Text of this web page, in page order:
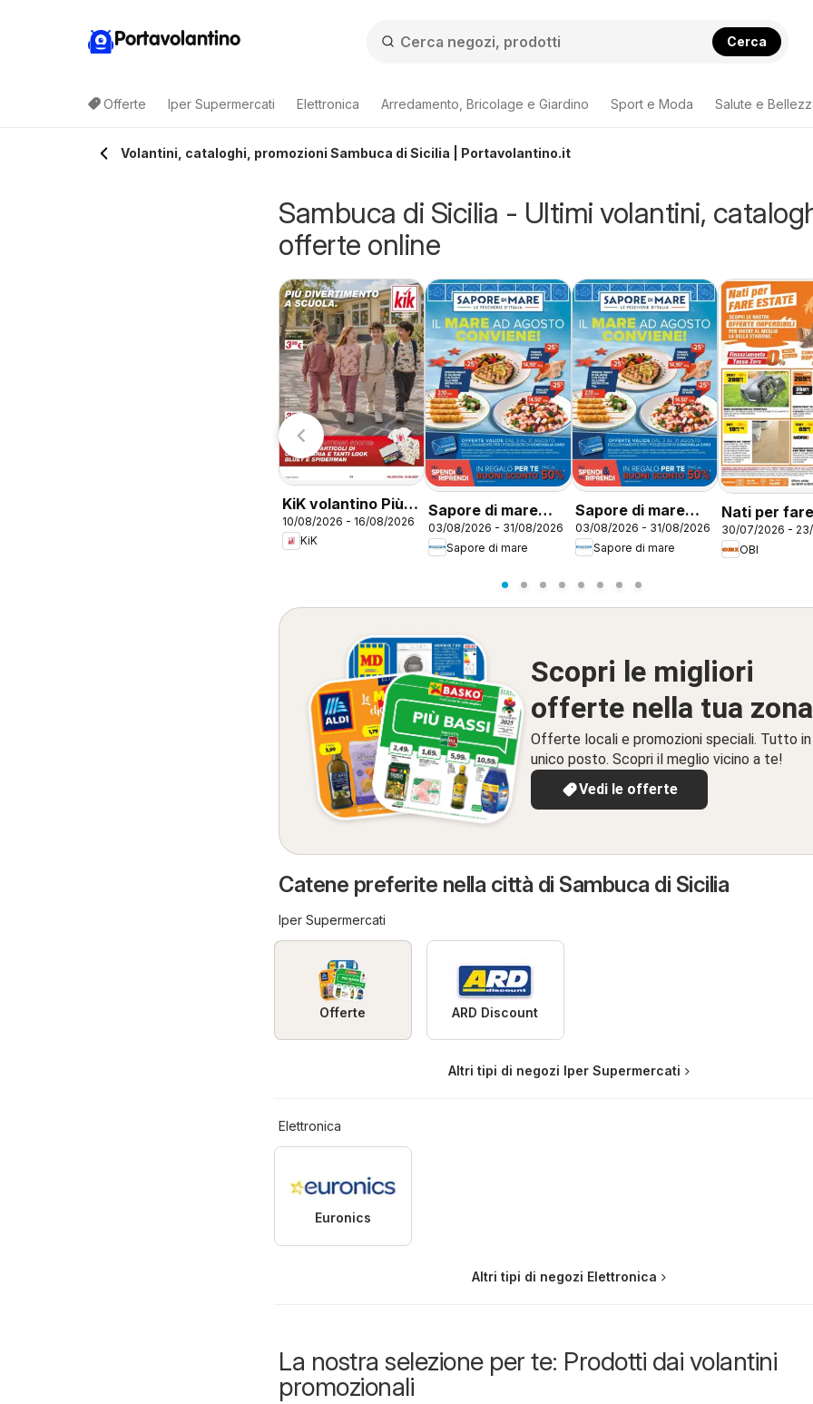
Portavolantino Cerca
Offerte Iper Supermercati Elettronica Arredamento, Bricolage e Giardino Sport e Moda Salute e
Volantini, cataloghi, promozioni Sambuca di Sicilia | Portavolantino.it
Sambuca di Sicilia - Ultimi volantini,
offerte online
KiK volantino Più
divertimento a
scuola
10/08/2026 - 16/08/2026
KiK
Sapore di mare
volantino Brescia
03/08/2026 - 31/08/2026
Sapore di mare
Sapore di mare
volantino Piacenza
03/08/2026 - 31/08/2026
Sapore di mare
Nati per fare
estate
30/07/2026 -
OBI
Scopri le migliori
offerte nella tua zona
Offerte locali e promozioni speciali. Tutto in
unico posto. Scopri il meglio vicino a te!
Vedi le offerte
Catene preferite nella città di Sambuca di Sicilia
Iper Supermercati
Offerte ARD Discount
Altri tipi di negozi Iper Supermercati
Elettronica
Euronics
Altri tipi di negozi Elettronica
La nostra selezione per te: Prodotti dai volantini
promozionali